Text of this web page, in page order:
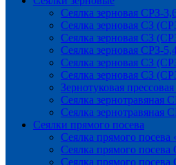
Сеялка зерновая СРЗ-
Сеялка зерновая СЗ
Сеялка зерновая СЗ
Сеялка зерновая СРЗ-
Сеялка зерновая СЗ
Сеялка зерновая СЗ
Зернотуковая
Сеялка зернотравяная
Сеялка зернотравяная
Сеялки прямого посева
Сеялка прямого посева
Сеялка прямого
Сеялка прямого